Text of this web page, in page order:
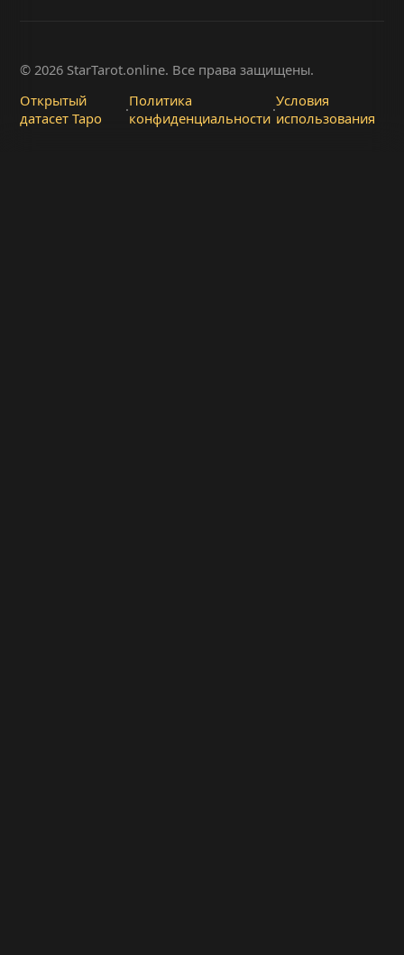
© 2026 StarTarot.online. Все права защищены.
Открытый
датасет Таро
·Политика
конфиденциальности·Условия
использования